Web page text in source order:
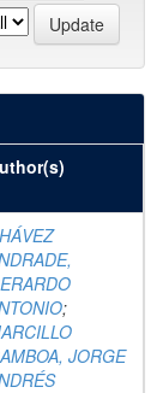
;
JORGE